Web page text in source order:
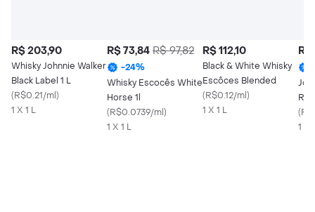
R$ 203,90
Whisky Johnnie Walker
Black Label 1 L
(R$0.21/ml)
1 X 1 L
R$ 73,84 R$ 97,82
-24%
Whisky Escocês White
Horse 1l
(R$0.0739/ml)
1 X 1 L
R$ 112,10
Black & White Whisky
Escôces Blended
(R$0.12/ml)
1 X 1 L
R$
(
1 X